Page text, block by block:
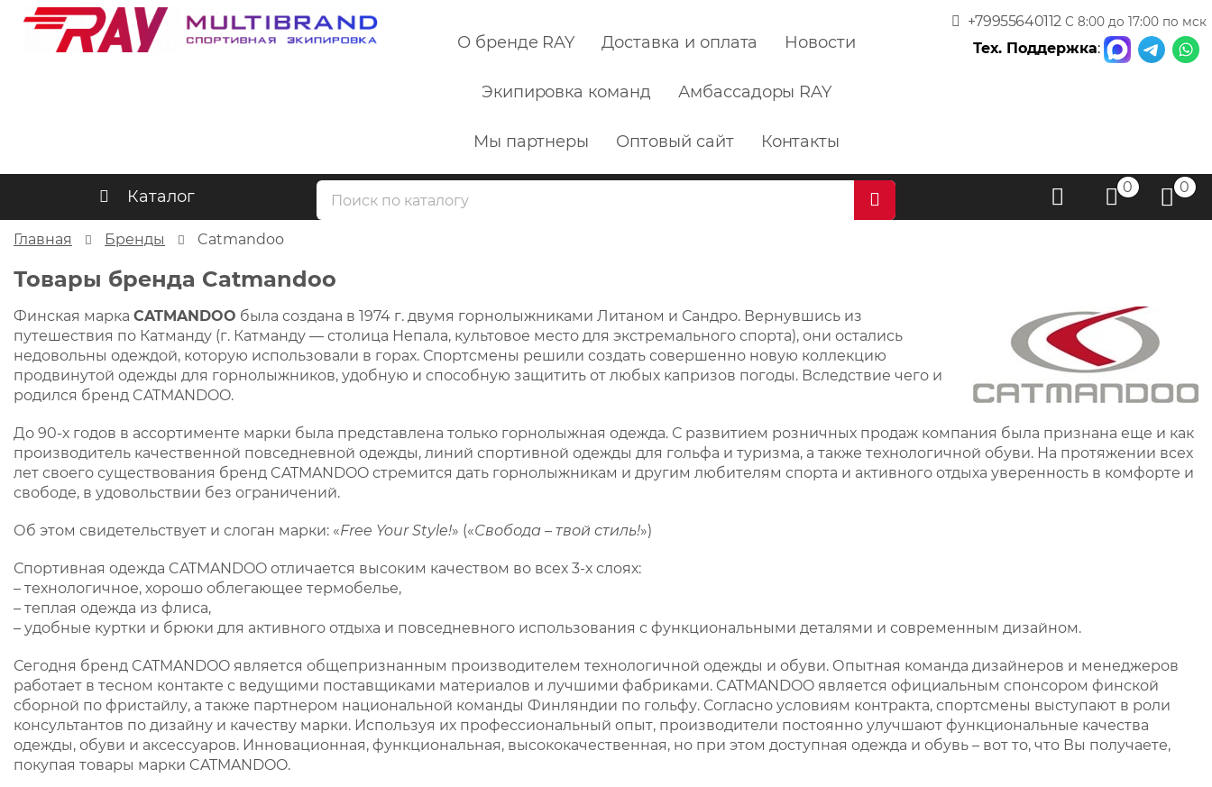
О бренде RAY Доставка и оплата Новости
Экипировка команд Амбассадоры RAY
Мы партнеры Оптовый сайт Контакты
+79955640112 С 8:00 до 17:00 по мск
Тех. Поддержка:
Каталог 0 0
Главная Бренды Catmandoo
Товары бренда Catmandoo
Финская марка CATMANDOO была создана в 1974 г. двумя горнолыжниками Литаном и Сандро. Вернувшись из
путешествия по Катманду (г. Катманду — столица Непала, культовое место для экстремального спорта), они остались
недовольны одеждой, которую использовали в горах. Спортсмены решили создать совершенно новую коллекцию
продвинутой одежды для горнолыжников, удобную и способную защитить от любых капризов погоды. Вследствие чего и
родился бренд CATMANDOO.
До 90-х годов в ассортименте марки была представлена только горнолыжная одежда. С развитием розничных продаж компания была признана еще и как
производитель качественной повседневной одежды, линий спортивной одежды для гольфа и туризма, а также технологичной обуви. На протяжении всех
лет своего существования бренд CATMANDOO стремится дать горнолыжникам и другим любителям спорта и активного отдыха уверенность в комфорте и
свободе, в удовольствии без ограничений.
Об этом свидетельствует и слоган марки: «Free Your Style!» («Свобода – твой стиль!»)
Спортивная одежда CATMANDOO отличается высоким качеством во всех 3-х слоях:
– технологичное, хорошо облегающее термобелье,
– теплая одежда из флиса,
– удобные куртки и брюки для активного отдыха и повседневного использования с функциональными деталями и современным дизайном.
Сегодня бренд CATMANDOO является общепризнанным производителем технологичной одежды и обуви. Опытная команда дизайнеров и менеджеров
работает в тесном контакте с ведущими поставщиками материалов и лучшими фабриками. CATMANDOO является официальным спонсором финской
сборной по фристайлу, а также партнером национальной команды Финляндии по гольфу. Согласно условиям контракта, спортсмены выступают в роли
консультантов по дизайну и качеству марки. Используя их профессиональный опыт, производители постоянно улучшают функциональные качества
одежды, обуви и аксессуаров. Инновационная, функциональная, высококачественная, но при этом доступная одежда и обувь – вот то, что Вы получаете,
покупая товары марки CATMANDOO.